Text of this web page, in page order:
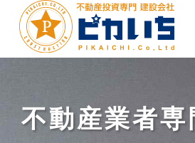
不動産業者